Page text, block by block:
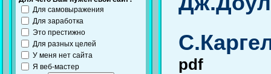
Для самовыражения
Для заработка
Это престижно
Для разных целей
У меня нет сайта
Я веб-мастер
pdf